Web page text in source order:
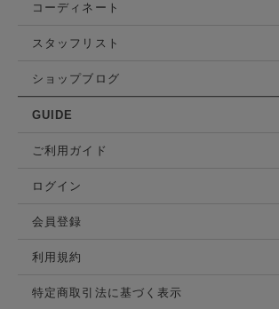
コーディネート
スタッフリスト
ショップブログ
GUIDE
ご利用ガイド
ログイン
会員登録
利用規約
特定商取引法に基づく表示